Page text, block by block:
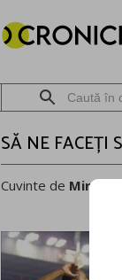
SĂ NE FACEȚI
Cuvinte de Mircea